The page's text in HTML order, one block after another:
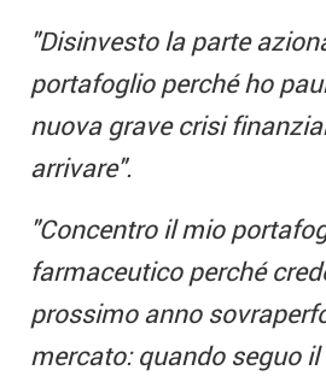
"Disinvesto la parte
portafoglioperché ho
nuova grave crisi
arrivare".
"Concentro il mio
farmaceutico perché
prossimo anno
mercato: quando seguo